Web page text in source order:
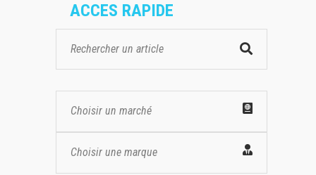
ACCES RAPIDE
Choisir un marché
Choisir une marque